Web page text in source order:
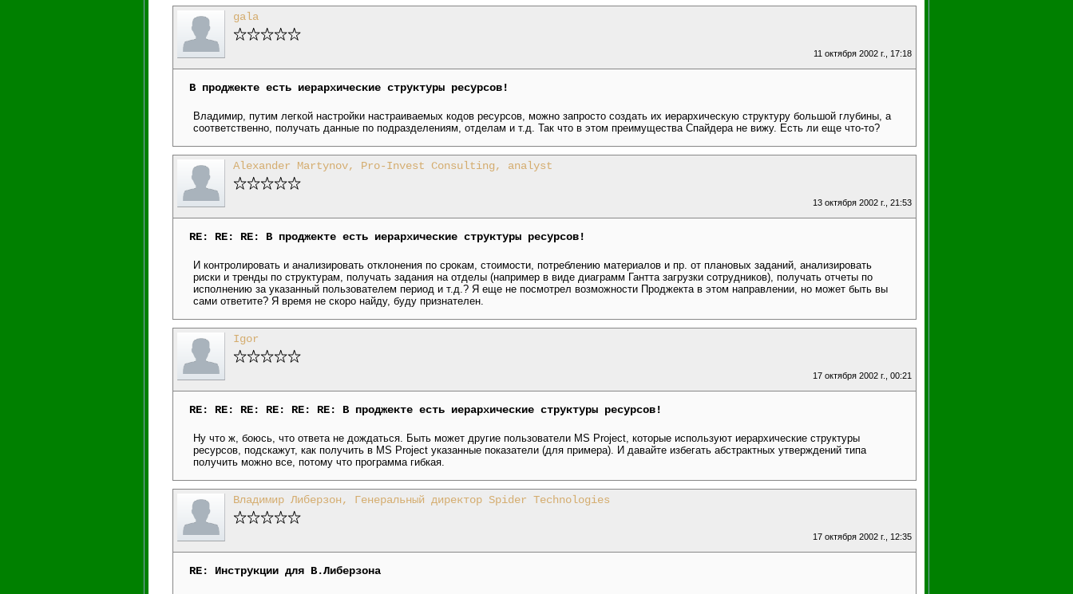
gala
11 октября 2002 г., 17:18
В проджекте есть иерархические структуры ресурсов!
Владимир, путим легкой настройки настраиваемых кодов ресурсов, можно запросто создать их иерархическую структуру большой глубины, а
соответственно, получать данные по подразделениям, отделам и т.д. Так что в этом преимущества Спайдера не вижу. Есть ли еще что-то?
Alexander Martynov, Pro-Invest Consulting, analyst
13 октября 2002 г., 21:53
RE: RE: RE: В проджекте есть иерархические структуры ресурсов!
И контролировать и анализировать отклонения по срокам, стоимости, потреблению материалов и пр. от плановых заданий, анализировать
риски и тренды по структурам, получать задания на отделы (например в виде диаграмм Гантта загрузки сотрудников), получать отчеты по
исполнению за указанный пользователем период и т.д.? Я еще не посмотрел возможности Проджекта в этом направлении, но может быть вы
сами ответите? Я время не скоро найду, буду признателен.
Igor
17 октября 2002 г., 00:21
RE: RE: RE: RE: RE: RE: В проджекте есть иерархические структуры ресурсов!
Ну что ж, боюсь, что ответа не дождаться. Быть может другие пользователи MS Project, которые используют иерархические структуры
ресурсов, подскажут, как получить в MS Project указанные показатели (для примера). И давайте избегать абстрактных утверждений типа
получить можно все, потому что программа гибкая.
Владимир Либерзон, Генеральный директор Spider Technologies
17 октября 2002 г., 12:35
RE: Инструкции для В.Либерзона